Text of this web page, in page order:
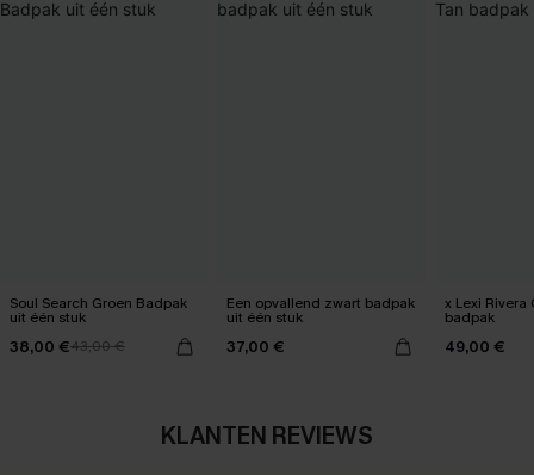
Soul Search Groen Badpak
uit één stuk
38,00 €43,00 €
Een opvallend zwart badpak
uit één stuk
37,00 €
x Lexi Rivera
badpak
49,00 €
KLANTEN REVIEWS